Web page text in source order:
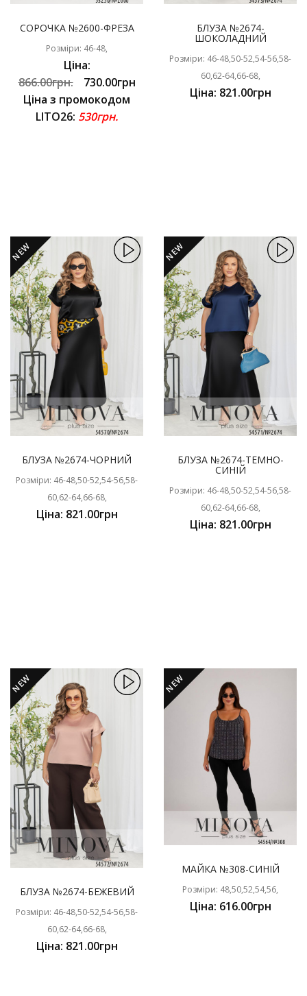
СОРОЧКА №2600-ФРЕЗА
Розміри: 46-48,
Ціна:
866.00грн.
730.00грн
Ціна з промокодом
LITO26: 530грн.
БЛУЗА №2674-
ШОКОЛАДНИЙ
Розміри: 46-48,50-52,54-56,58-
60,62-64,66-68,
Ціна: 821.00грн
NEW
БЛУЗА №2674-ЧОРНИЙ
Розміри: 46-48,50-52,54-56,58-
60,62-64,66-68,
Ціна: 821.00грн
NEW
БЛУЗА №2674-ТЕМНО-
СИНІЙ
Розміри: 46-48,50-52,54-56,58-
60,62-64,66-68,
Ціна: 821.00грн
NEW
БЛУЗА №2674-БЕЖЕВИЙ
Розміри: 46-48,50-52,54-56,58-
60,62-64,66-68,
Ціна: 821.00грн
NEW
МАЙКА №308-СИНІЙ
Розміри: 48,50,52,54,56,
Ціна: 616.00грн